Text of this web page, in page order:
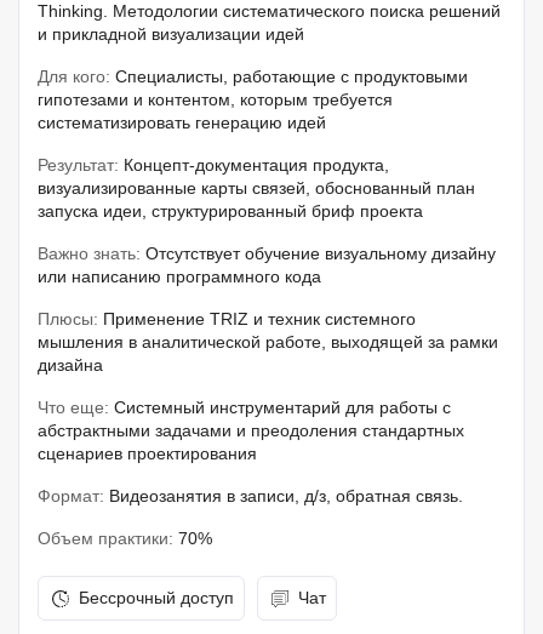
Thinking. Методологии систематического поиска решений
и прикладной визуализации идей
Для кого: Специалисты, работающие с продуктовыми
гипотезами и контентом, которым требуется
систематизировать генерацию идей
Результат: Концепт-документация продукта,
визуализированные карты связей, обоснованный план
запуска идеи, структурированный бриф проекта
Важно знать: Отсутствует обучение визуальному дизайну
или написанию программного кода
Плюсы: Применение TRIZ и техник системного
мышления в аналитической работе, выходящей за рамки
дизайна
Что еще: Системный инструментарий для работы с
абстрактными задачами и преодоления стандартных
сценариев проектирования
Формат: Видеозанятия в записи, д/з, обратная связь.
Объем практики: 70%
Бессрочный доступ Чат